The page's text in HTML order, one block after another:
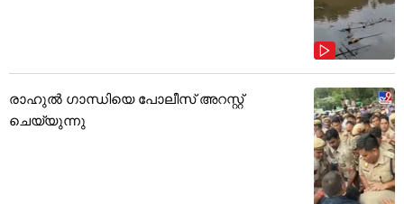
രാഹുൽ ഗാന്ധിയെ പോലീസ് അറസ്റ്റ്
ചെയ്യുന്നു